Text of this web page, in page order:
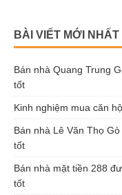
BÀI VIẾT MỚI NHẤT
Bán nhà Quang Trung
tốt
Kinh nghiệm mua căn
Bán nhà Lê Văn Thọ
tốt
Bán nhà mặt tiền 288
tốt